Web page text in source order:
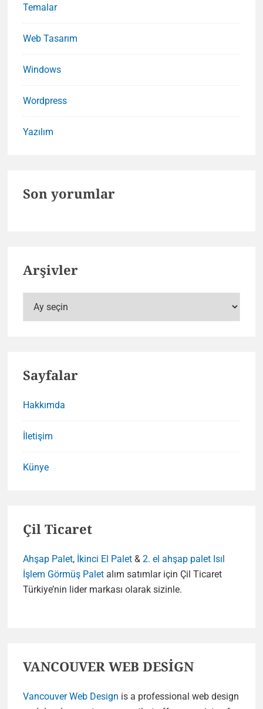
Temalar
Web Tasarım
Windows
Wordpress
Yazılım
Son yorumlar
Arşivler
Sayfalar
Hakkımda
İletişim
Künye
Çil Ticaret
Ahşap Palet, İkinci El Palet & 2. el ahşap palet Isıl
İşlem Görmüş Palet alım satımlar için Çil Ticaret
Türkiye’nin lider markası olarak sizinle.
VANCOUVER WEB DESİGN
Vancouver Web Design is a professional web design